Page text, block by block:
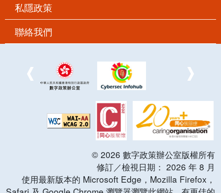
私隱政策
聯絡我們
© 2026 數字政策辦公室版權所有
修訂／檢視日期： 2026 年 8 月
使用最新版本的 Microsoft Edge，Mozilla Firefox，